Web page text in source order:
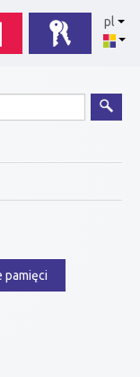
pl
pamięci